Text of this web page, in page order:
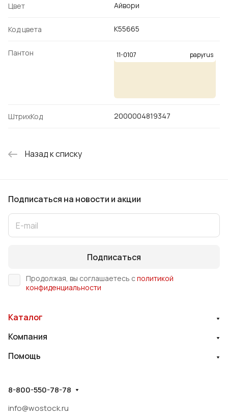
Цвет Айвори
Код цвета K55665
Пантон 11-0107 papyrus
ШтрихКод 2000004819347
Назад к списку
Подписаться на новости и акции
Подписаться
Продолжая, вы соглашаетесь сполитикой
конфиденциальности
Каталог
Компания
Помощь
8-800-550-78-78
info@wostock.ru